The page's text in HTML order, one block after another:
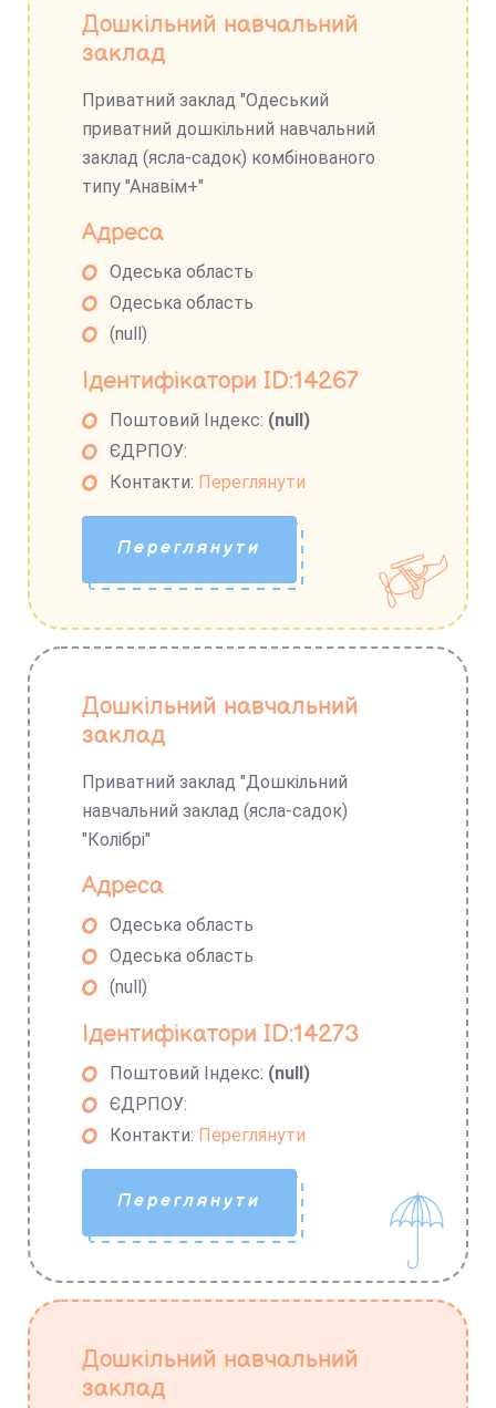
Дошкільний навчальний
заклад
Приватний заклад "Одеський
приватний дошкільний навчальний
заклад (ясла-садок) комбінованого
типу "Анавім+"
Адреса
Одеська область
Одеська область
(null)
Ідентифікатори ID:14267
Поштовий Індекс: (null)
ЄДРПОУ:
Контакти: Переглянути
Переглянути
Дошкільний навчальний
заклад
Приватний заклад "Дошкільний
навчальний заклад (ясла-садок)
"Колібрі"
Адреса
Одеська область
Одеська область
(null)
Ідентифікатори ID:14273
Поштовий Індекс: (null)
ЄДРПОУ:
Контакти: Переглянути
Переглянути
Дошкільний навчальний
заклад